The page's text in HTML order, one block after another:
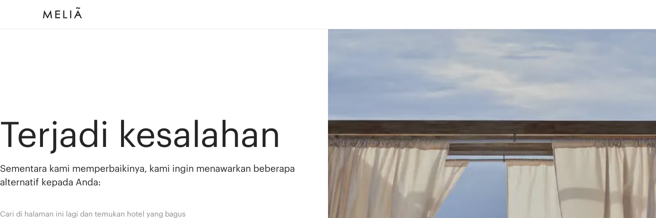
Terjadi kesalahan
Sementara kami memperbaikinya, kami ingin menawarkan beberapa
alternatif kepada Anda:
Cari di halaman ini lagi dan temukan hotel yang bagus